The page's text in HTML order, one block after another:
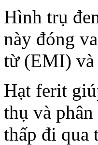
Hình trụ
này đóng
từ (EMI) và
Hạt ferit
thụ và
thấp đi qua